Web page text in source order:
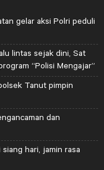
gelar aksi Polri peduli
lintas sejak dini, Sat
“Polisi Mengajar”
Tanut pimpin
dan
hari, jamin rasa